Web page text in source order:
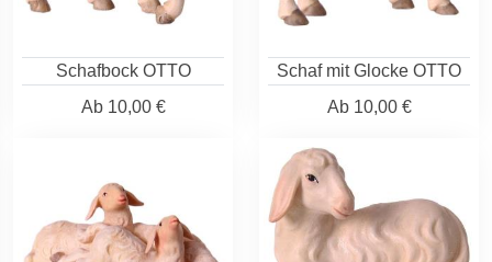
Schafbock OTTO
Ab10,00 €
Schaf mit Glocke OTTO
Ab10,00 €